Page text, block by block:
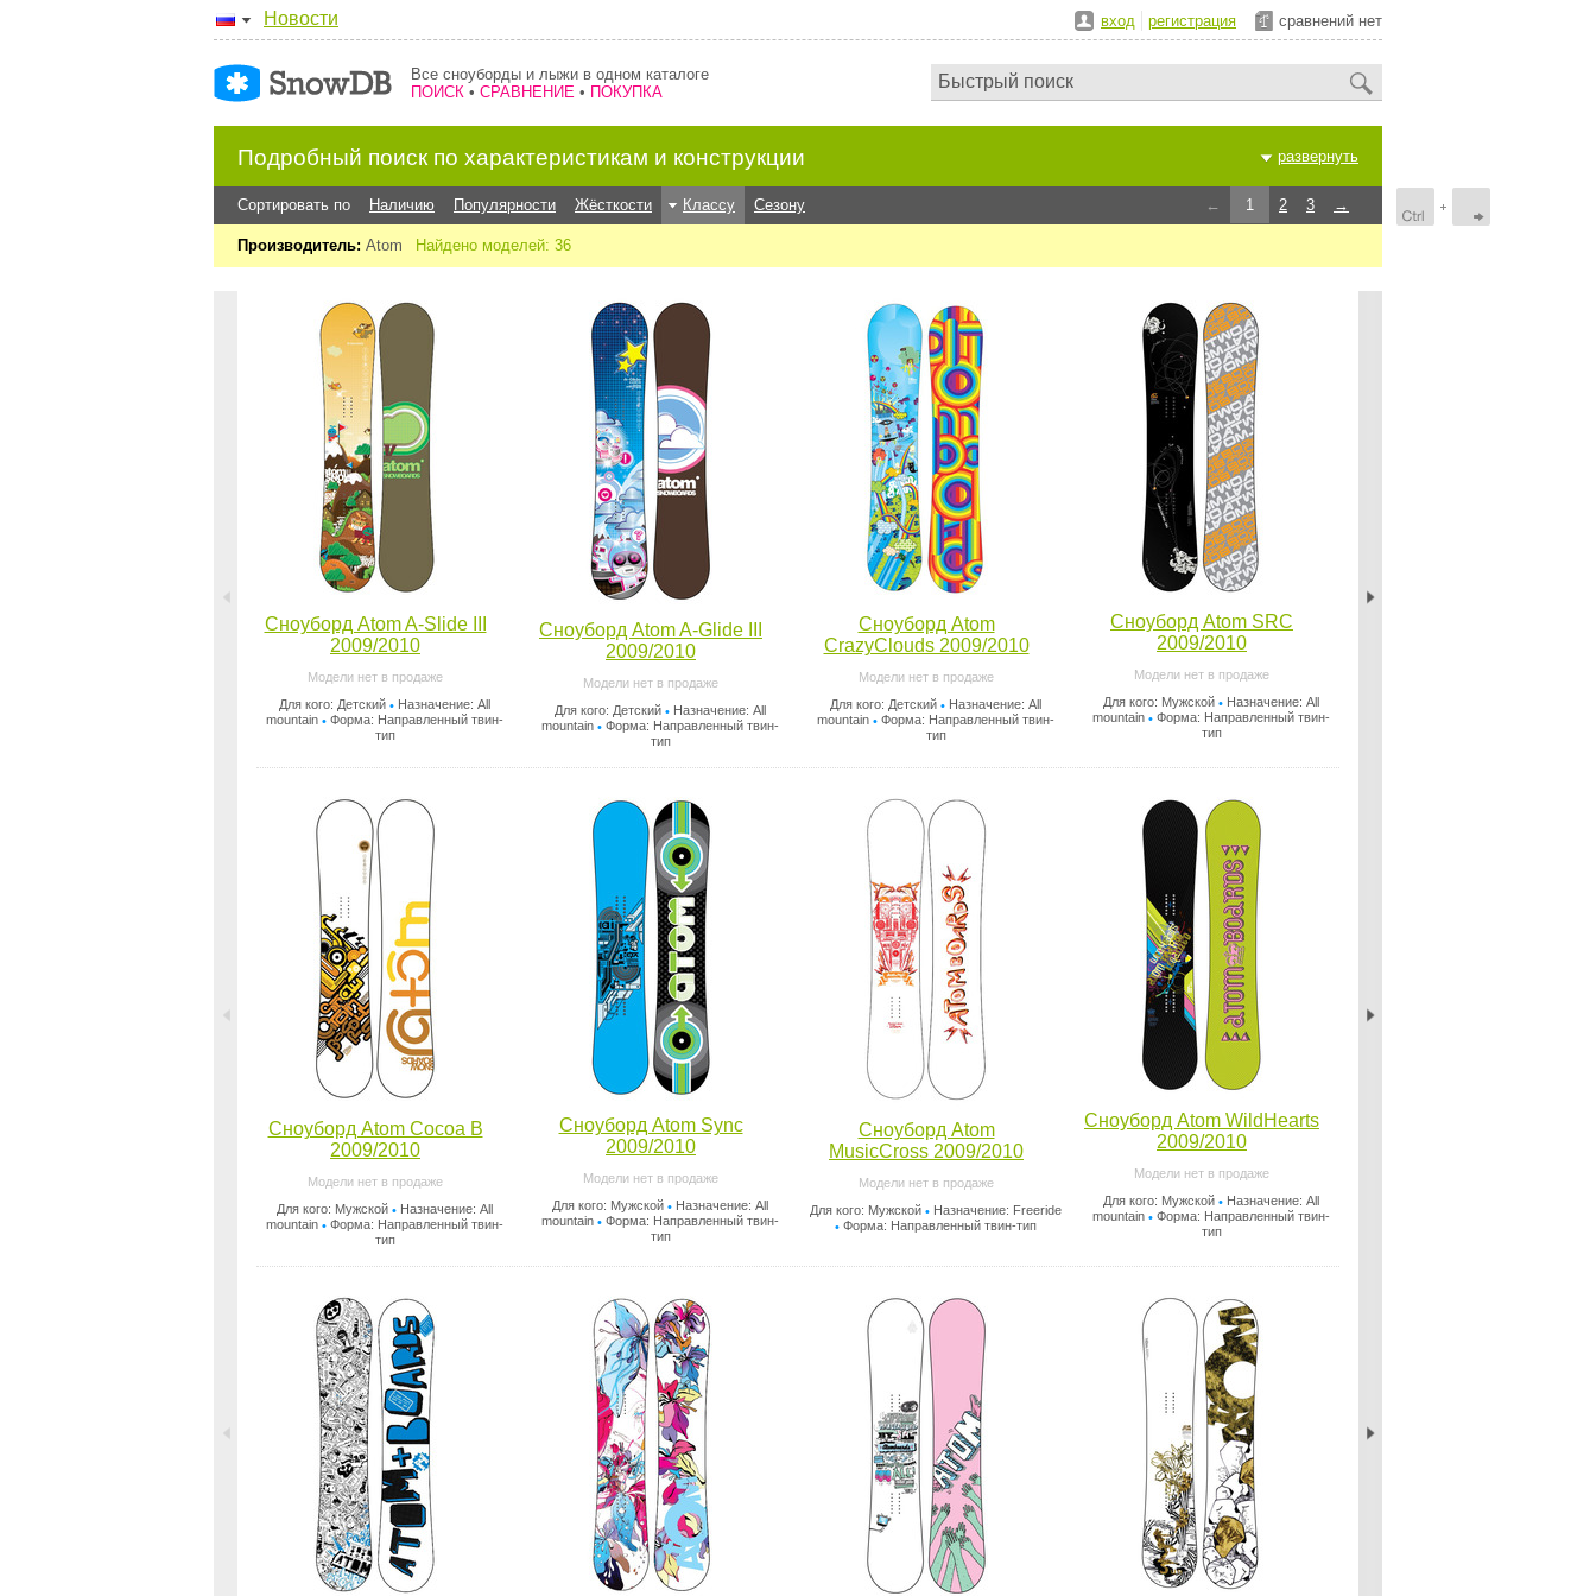
Новости вход регистрация сравнений нет
Все сноуборды и лыжи в одном каталоге
ПОИСК • СРАВНЕНИЕ • ПОКУПКА
Подробный поиск по характеристикам и конструкции развернуть
Сортировать по Наличию Популярности Жёсткости Классу Сезону ← 1 2 3 →
Производитель: Atom Найдено моделей: 36
Сноуборд Atom A-Slide III
2009/2010
Модели нет в продаже
Для кого: Детский • Назначение: All
mountain • Форма: Направленный твин-
тип
Сноуборд Atom A-Glide III
2009/2010
Модели нет в продаже
Для кого: Детский • Назначение: All
mountain • Форма: Направленный твин-
тип
Сноуборд Atom
CrazyClouds 2009/2010
Модели нет в продаже
Для кого: Детский • Назначение: All
mountain • Форма: Направленный твин-
тип
Сноуборд Atom SRC
2009/2010
Модели нет в продаже
Для кого: Мужской • Назначение: All
mountain • Форма: Направленный твин-
тип
Сноуборд Atom Cocoa B
2009/2010
Модели нет в продаже
Для кого: Мужской • Назначение: All
mountain • Форма: Направленный твин-
тип
Сноуборд Atom Sync
2009/2010
Модели нет в продаже
Для кого: Мужской • Назначение: All
mountain • Форма: Направленный твин-
тип
Сноуборд Atom
MusicCross 2009/2010
Модели нет в продаже
Для кого: Мужской • Назначение: Freeride
• Форма: Направленный твин-тип
Сноуборд Atom WildHearts
2009/2010
Модели нет в продаже
Для кого: Мужской • Назначение: All
mountain • Форма: Направленный твин-
тип